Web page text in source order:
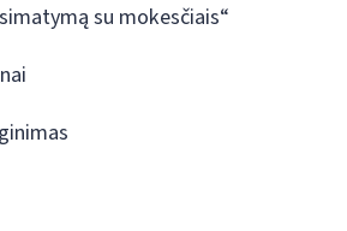
su mokesčiais“